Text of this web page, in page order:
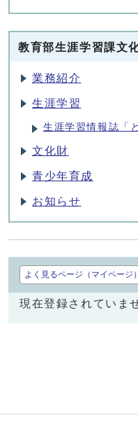
教育部生涯学習課文
業務紹介
生涯学習
生涯学習情報誌「
文化財
青少年育成
お知らせ
よく見るページ（マイページ
現在登録されていま